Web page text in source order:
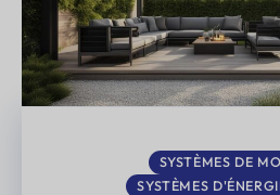
SYSTÈMES DE
SYSTÈMES